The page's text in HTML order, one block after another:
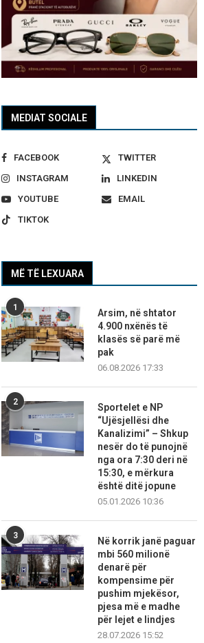
MEDIAT SOCIALE
FACEBOOK
TWITTER
INSTAGRAM
LINKEDIN
YOUTUBE
EMAIL
TIKTOK
MË TË LEXUARA
1
Arsim, në shtator
4.900 nxënës të
klasës së parë më
pak
06.08.2026 17:33
2
Sportelet e NP
“Ujësjellësi dhe
Kanalizimi” – Shkup
nesër do të punojnë
nga ora 7:30 deri në
15:30, e mërkura
është ditë jopune
05.01.2026 10:36
3
Në korrik janë paguar
mbi 560 milionë
denarë për
kompensime për
pushim mjekësor,
pjesa më e madhe
për lejet e lindjes
28.07.2026 15:52